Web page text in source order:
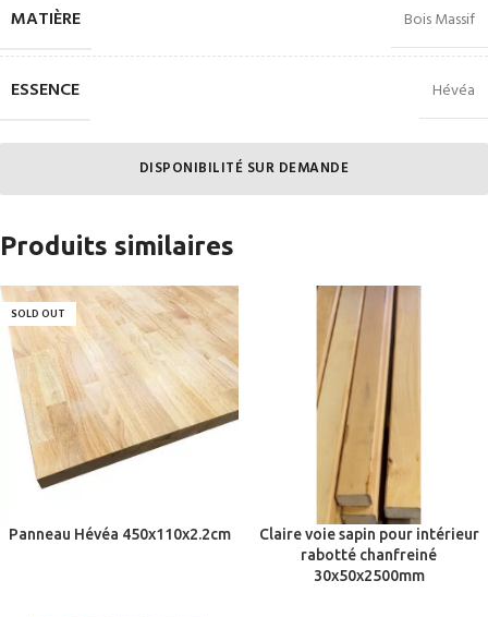
MATIÈRE Bois Massif
ESSENCE Hévéa
DISPONIBILITÉ SUR DEMANDE
Produits similaires
SOLD OUT
Panneau Hévéa 450x110x2.2cm
Claire voie sapin pour intérieur
rabotté chanfreiné
30x50x2500mm